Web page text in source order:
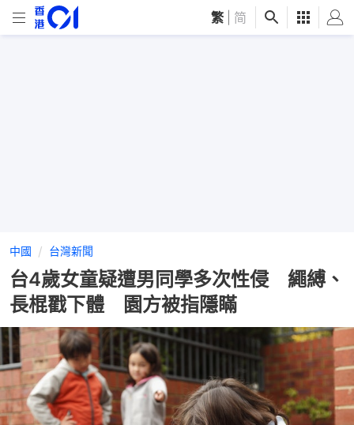
繁 简
中國 台灣新聞
台4歲女童疑遭男同學多次性侵 繩縛、
長棍戳下體 園方被指隱瞞